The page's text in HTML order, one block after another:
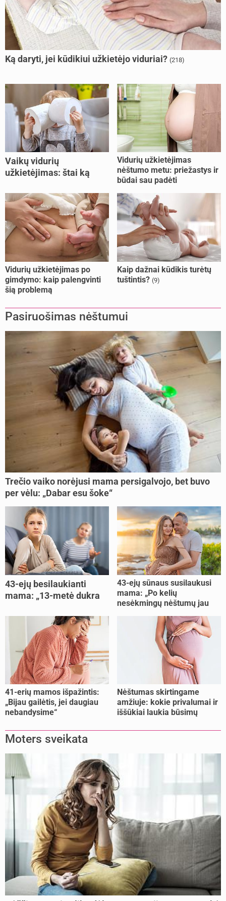
Ką daryti, jei kūdikiui užkietėjo viduriai? (218)
Vaikų vidurių
užkietėjimas: štai ką
Vidurių užkietėjimas
nėštumo metu: priežastys ir
būdai sau padėti
Vidurių užkietėjimas po
gimdymo: kaip palengvinti
šią problemą
Kaip dažnai kūdikis turėtų
tuštintis? (9)
Pasiruošimas nėštumui
Trečio vaiko norėjusi mama persigalvojo, bet buvo
per vėlu: „Dabar esu šoke“
43-ejų besilaukianti
mama: „13-metė dukra
43-ejų sūnaus susilaukusi
mama: „Po kelių
nesėkmingų nėštumų jau
41-erių mamos išpažintis:
„Bijau gailėtis, jei daugiau
nebandysime“
Nėštumas skirtingame
amžiuje: kokie privalumai ir
iššūkiai laukia būsimų
Moters sveikata